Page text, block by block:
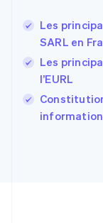
Les
SARL en
Les
l’EURL
English
France
Gibraltar
English
Grèce
Hongrie